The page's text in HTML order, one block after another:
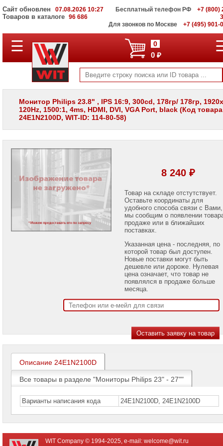
Сайт обновлен 07.08.2026 10:27
Товаров в каталоге 96 686
Бесплатный телефон РФ
+7 (800)
Для звонков по Москве
+7 (495) 901-
ПОЛНЫЙ
КАТАЛОГ
Корпоративные
серверы
WIT
Системы
хранения
данных
Мониторы
LCD
панели
Мониторы
ACER
17"
-
Мониторы
Philips
23"
►
Мониторы
-
55"
☰ 0
0 ₽
Монитор Philips 23.8" , IPS 16:9, 300cd, 178гр/ 178гр,
120Hz, 1500:1, 4ms, HDMI, DVI, VGA Port, black (Код товара
24E1N2100D, WIT-ID: 114-80-58)
8 240 ₽
Товар на складе отстутствует.
Оставьте координаты для
удобного способа связи с Вами,
мы сообщим о появлении
продаже или в ближайших
поставках.
Указанная цена - последняя, по
которой товар был доступен.
Новые поставки могут быть
дешевле или дороже. Нулевая
цена означает, что товар не
появлялся в продаже больше
месяца.
Описание 24E1N2100D
Все товары в разделе "Мониторы Philips 23" - 27""
Варианты написания кода 24E1N2100D, 24E1N2100D
WIT Company © 1994-2025, e-mail: welcome@wit.ru